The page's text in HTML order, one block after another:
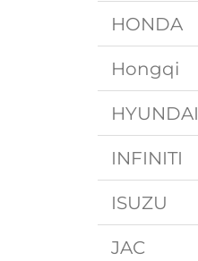
HONDA
Hongqi
HYUNDAI
INFINITI
ISUZU
JAC